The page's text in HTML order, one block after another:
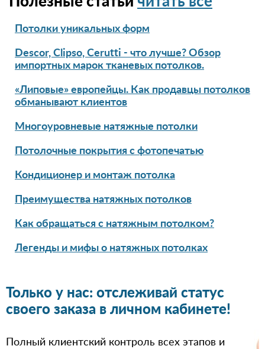
Потолки уникальных форм
Descor, Clipso, Cerutti - что лучше? Обзор
импортных марок тканевых потолков.
«Липовые» европейцы. Как продавцы потолков
обманывают клиентов
Многоуровневые натяжные потолки
Потолочные покрытия с фотопечатью
Кондиционер и монтаж потолка
Преимущества натяжных потолков
Как обращаться с натяжным потолком?
Легенды и мифы о натяжных потолках
Только у нас: отслеживай статус
своего заказа в личном кабинете!
Полный клиентский контроль всех этапов и